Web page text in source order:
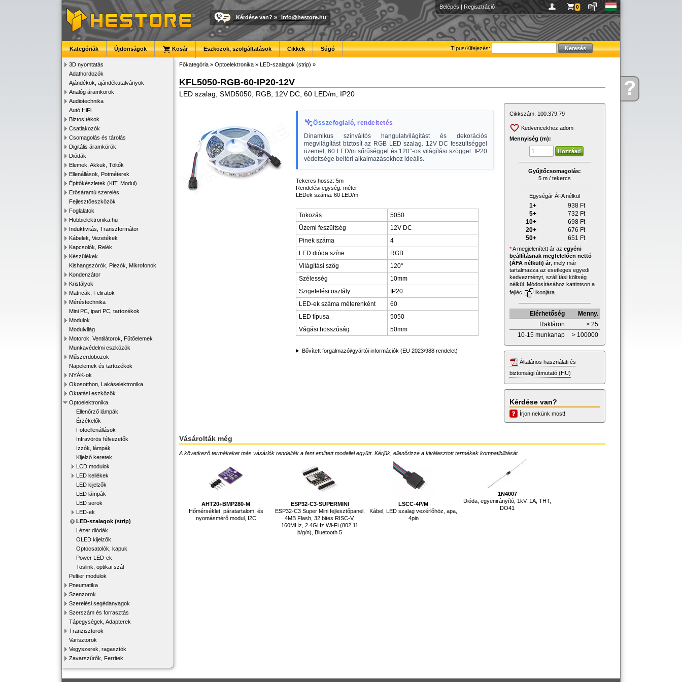
Kérdése?
Belépés | Regisztráció 0
Kérdése van? » info@hestore.hu
Típus/Kifejezés:
Kategóriák Újdonságok Kosár Eszközök, szolgáltatások Cikkek Súgó
3D nyomtatás
Adathordozók
Ajándékok, ajándékutalványok
Analóg áramkörök
Audiotechnika
Autó HiFi
Biztosítékok
Csatlakozók
Csomagolás és tárolás
Digitális áramkörök
Diódák
Elemek, Akkuk, Töltők
Ellenállások, Potméterek
Építőkészletek (KIT, Modul)
Erősáramú szerelés
Fejlesztőeszközök
Foglalatok
Hobbielektronika.hu
Induktivitás, Transzformátor
Kábelek, Vezetékek
Kapcsolók, Relék
Készülékek
Kishangszórók, Piezók, Mikrofonok
Kondenzátor
Kristályok
Matricák, Feliratok
Méréstechnika
Mini PC, ipari PC, tartozékok
Modulok
Modulvilág
Motorok, Ventilátorok, Fűtőelemek
Munkavédelmi eszközök
Műszerdobozok
Napelemek és tartozékok
NYÁK-ok
Okosotthon, Lakáselektronika
Oktatási eszközök
Optoelektronika
Ellenőrző lámpák
Érzékelők
Fotoellenállások
Infravörös félvezetők
Izzók, lámpák
Kijelző keretek
LCD modulok
LED kellékek
LED kijelzők
LED lámpák
LED sorok
LED-ek
LED-szalagok (strip)
Lézer diódák
OLED kijelzők
Optocsatolók, kapuk
Power LED-ek
Toslink, optikai szál
Peltier modulok
Pneumatika
Szenzorok
Szerelési segédanyagok
Szerszám és forrasztás
Tápegységek, Adapterek
Tranzisztorok
Varisztorok
Vegyszerek, ragasztók
Zavarszűrők, Ferritek
Főkategória » Optoelektronika » LED-szalagok (strip) »
KFL5050-RGB-60-IP20-12V
LED szalag, SMD5050, RGB, 12V DC, 60 LED/m, IP20
Összefoglaló, rendeltetés
Dinamikus színváltós hangulatvilágítást és dekorációs
megvilágítást biztosít az RGB LED szalag. 12V DC feszültséggel
üzemel, 60 LED/m sűrűséggel és 120°-os világítási szöggel. IP20
védettsége beltéri alkalmazásokhoz ideális.
Tekercs hossz: 5m
Rendelési egység: méter
LEDek száma: 60 LED/m
Tokozás
5050
Üzemi feszültség
12V DC
Pinek száma
4
LED dióda színe
RGB
Világítási szög
120°
Szélesség
10mm
Szigetelési osztály
IP20
LED-ek száma méterenként
60
LED típusa
5050
Vágási hosszúság
50mm
Bővített forgalmazói/gyártói információk (EU 2023/988 rendelet)
Cikkszám: 100.379.79
Kedvencekhez adom
Mennyiség (m):
Gyűjtőcsomagolás:
5 m / tekercs
Egységár ÁFA nélkül
1+ 938 Ft
5+
732 Ft
10+
698 Ft
20+
676 Ft
50+
651 Ft
*A megjelenített ár az egyéni
beállításnak megfelelően nettó
(ÁFA nélküli) ár, mely már
tartalmazza az esetleges egyedi
kedvezményt, szállítási költség
nélkül. Módosításához kattintson a
fejléc
ikonjára.
Elérhetőség
Menny.
Raktáron
> 25
10-15 munkanap
> 100000
Általános használati és
biztonsági útmutató (HU)
Kérdése van?
Írjon nekünk most!
Vásárolták még
A következő termékeket más vásárlók rendelték a fent említett modellel együtt. Kérjük, ellenőrizze a kiválasztott termékek kompatibilitását.
AHT20+BMP280-M
Hőmérséklet, páratartalom, és
nyomásmérő modul, I2C
ESP32-C3-SUPERMINI
ESP32-C3 Super Mini fejlesztőpanel,
4MB Flash, 32 bites RISC-V,
160MHz, 2.4GHz Wi-Fi (802.11
b/g/n), Bluetooth 5
LSCC-4P/M
Kábel, LED szalag vezérlőhöz, apa,
4pin
1N4007
Dióda, egyenirányító, 1kV, 1A, THT,
DO41